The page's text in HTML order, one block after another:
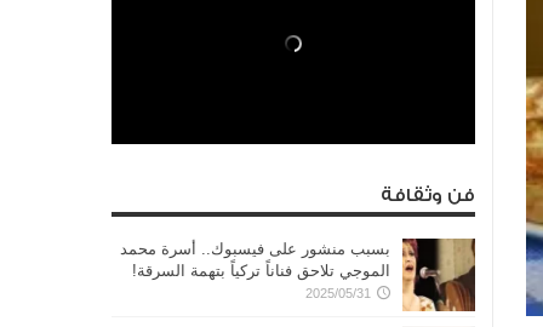
فن وثقافة
بسبب منشور على فيسبوك.. أسرة محمد
الموجي تلاحق فناناً تركياً بتهمة السرقة!
2025/05/31